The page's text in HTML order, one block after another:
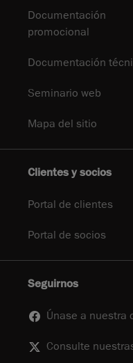
Documentación
promocional
Documentación
Seminario web
Mapa del sitio
Clientes y socios
Portal de clientes
Portal de socios
Seguirnos
Únase a nuestra
Consulte